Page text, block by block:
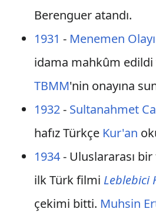
Berenguer atandı.
1931 - Menemen Olayı
idama mahkûm edildi
TBMM'nin onayına
1932- Sultanahmet
hafız Türkçe Kur'an
1934- Uluslararası bir
ilk Türk filmi Leblebici
çekimi bitti. Muhsin